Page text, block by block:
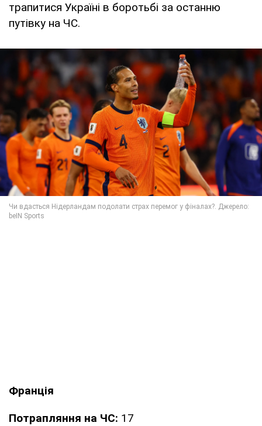
трапитися Україні в боротьбі за останню
путівку на ЧС.
Франція
Потрапляння на ЧС: 17